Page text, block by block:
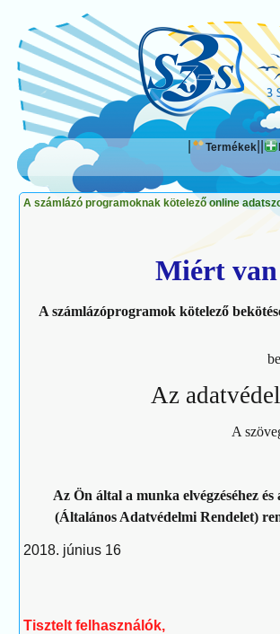
Termékek
A számlázó programoknak kötelező online
Miért van
A számlázóprogramok kötelező
Az
A
Az Ön által a munka elvégzéséhez
(Általános Adatvédelmi Rendelet)
2018. június 16
Tisztelt felhasználók,